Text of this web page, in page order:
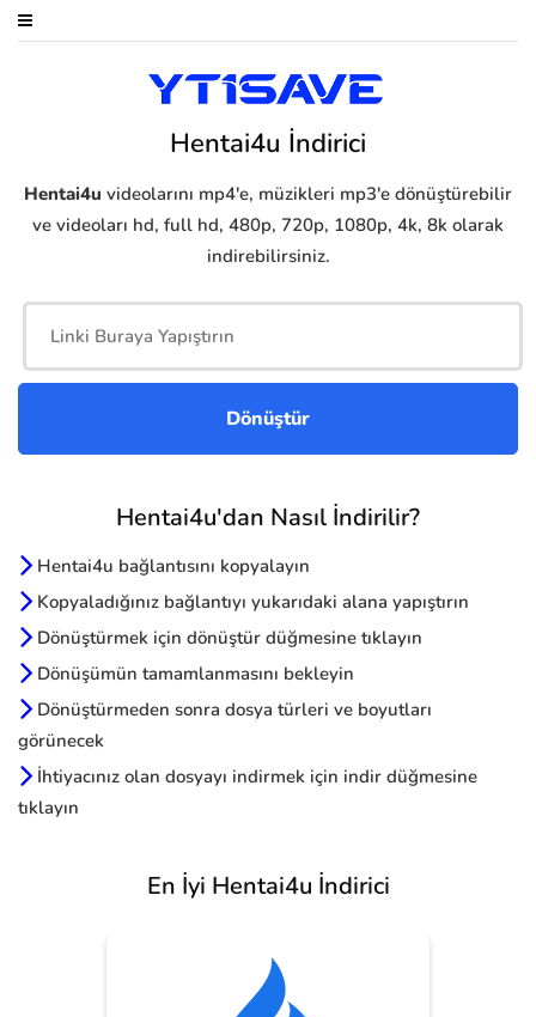
Hentai4u İndirici
Hentai4u videolarını mp4'e, müzikleri mp3'e dönüştürebilir
ve videoları hd, full hd, 480p, 720p, 1080p, 4k, 8k olarak
indirebilirsiniz.
Hentai4u'dan Nasıl İndirilir?
Hentai4u bağlantısını kopyalayın
Kopyaladığınız bağlantıyı yukarıdaki alana yapıştırın
Dönüştürmek için dönüştür düğmesine tıklayın
Dönüşümün tamamlanmasını bekleyin
Dönüştürmeden sonra dosya türleri ve boyutları
görünecek
İhtiyacınız olan dosyayı indirmek için indir düğmesine
tıklayın
En İyi Hentai4u İndirici